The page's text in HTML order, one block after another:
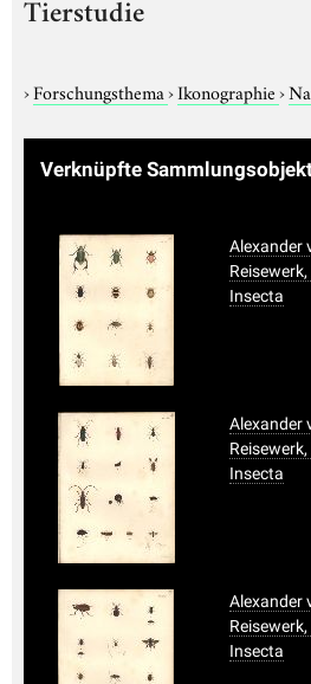
Tierstudie
›Forschungsthema›Ikonographie›
Verknüpfte
Alexander
Insecta
Alexander
Insecta
Alexander
Insecta